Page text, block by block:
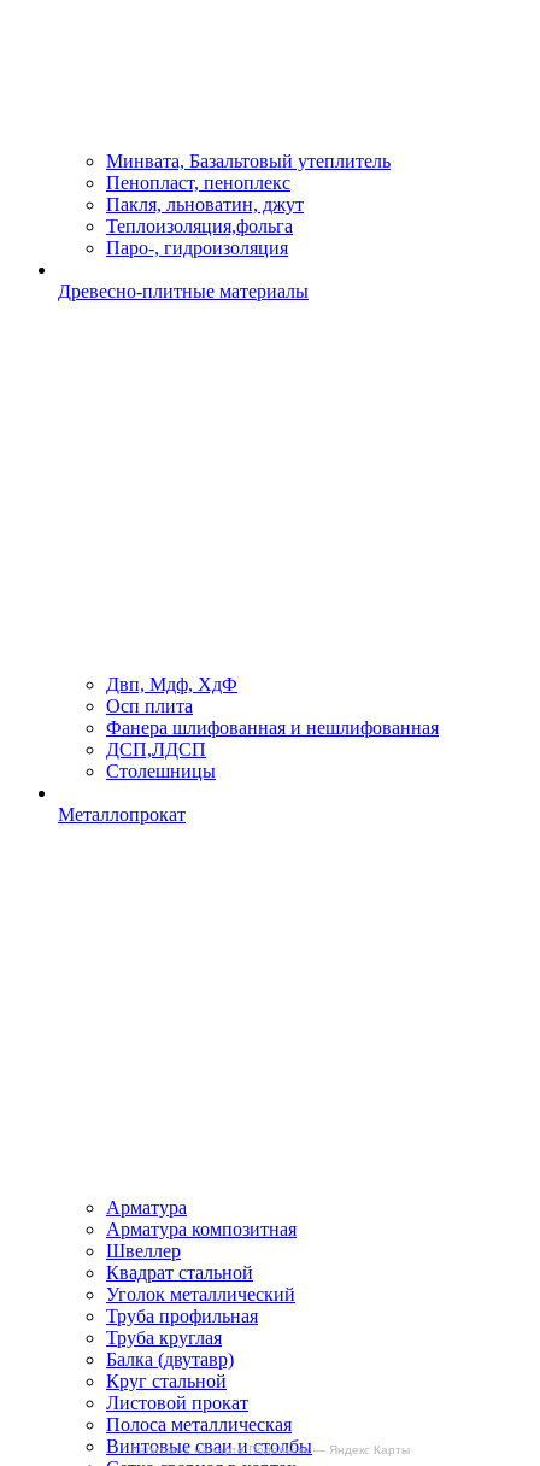
Капитан-1 на карте Подольска — Яндекс Карты
Минвата, Базальтовый утеплитель
Пенопласт, пеноплекс
Пакля, льноватин, джут
Теплоизоляция,фольга
Паро-, гидроизоляция
Древесно-плитные материалы
Двп, Мдф, ХдФ
Осп плита
Фанера шлифованная и нешлифованная
ДСП,ЛДСП
Столешницы
Металлопрокат
Арматура
Арматура композитная
Швеллер
Квадрат стальной
Уголок металлический
Труба профильная
Труба круглая
Балка (двутавр)
Круг стальной
Листовой прокат
Полоса металлическая
Винтовые сваи и столбы